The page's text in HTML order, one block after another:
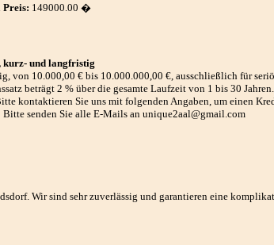
Preis: 149000.00 �
kurz- und langfristig
von 10.000,00 € bis 10.000.000,00 €, ausschließlich für
beträgt 2 % über die gesamte Laufzeit von 1 bis 30
kontaktieren Sie uns mit folgenden Angaben, um einen
senden Sie alle E-Mails an unique2aal@gmail.com
Wir sind sehr zuverlässig und garantieren eine